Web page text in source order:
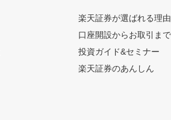
楽天証券が選ばれる理由
口座開設からお取引ま
投資ガイド&セミナー
楽天証券のあんしん